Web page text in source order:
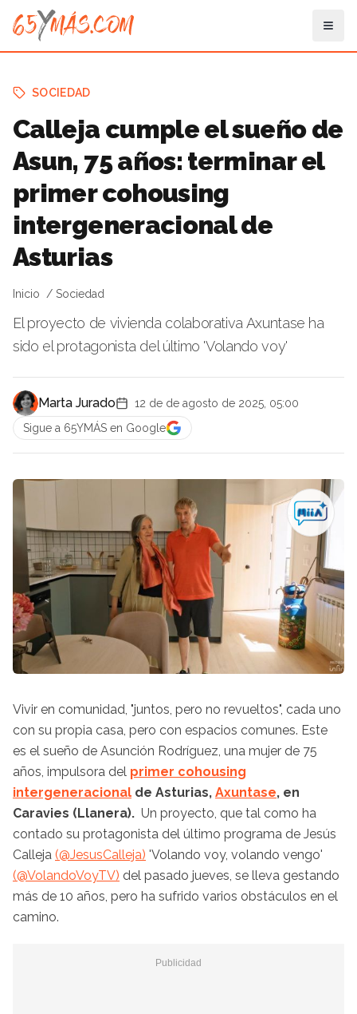
SOCIEDAD
Calleja cumple el sueño de
Asun, 75 años: terminar el
primer cohousing
intergeneracional de
Asturias
Inicio Sociedad
El proyecto de vivienda colaborativa Axuntase ha
sido el protagonista del último 'Volando voy'
Marta Jurado
12 de de agosto de 2025, 05:00
Sigue a 65YMÁS en Google
Vivir en comunidad, "juntos, pero no revueltos", cada uno
con su propia casa, pero con espacios comunes. Este
es el sueño de Asunción Rodríguez, una mujer de 75
años, impulsora del primer cohousing
intergeneracional de Asturias, Axuntase, en
Caravies (Llanera). Un proyecto, que tal como ha
contado su protagonista del último programa de Jesús
Calleja (@JesusCalleja) 'Volando voy, volando vengo'
(@VolandoVoyTV) del pasado jueves, se lleva gestando
más de 10 años, pero ha sufrido varios obstáculos en el
camino.